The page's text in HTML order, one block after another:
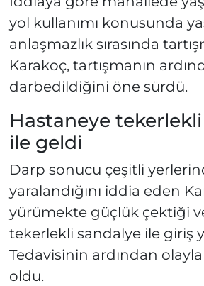
yol kullanımı konusunda
anlaşmazlık sırasında
Karakoç, tartışmanın
darbedildiğini öne sürdü.
Hastaneye
ile geldi
Darp sonucu çeşitli
yaralandığını iddia eden
yürümekte güçlük çektiği
tekerlekli sandalye ile giriş
Tedavisinin ardından
oldu.